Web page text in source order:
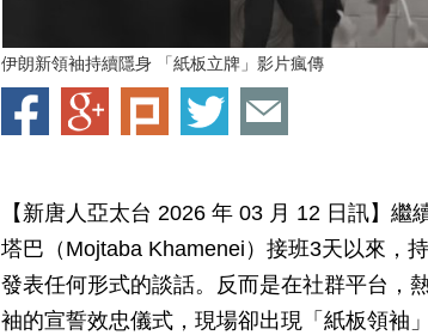
伊朗新領袖持續隱身 「紙板立牌」影片瘋傳
【新唐人亞太台 2026 年 03 月 12 日訊】
塔巴（Mojtaba Khamenei）接班3天以來，
發表任何形式的談話。反而是在社群平台，
袖的宣誓效忠儀式，現場卻出現「紙板領袖